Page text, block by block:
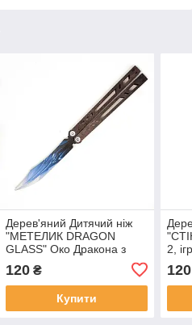
Дерев'яний Дитячий ніж
"МЕТЕЛИК DRAGON
GLASS" Око Дракона з
STANDOFF 2, іграшкова
зброя
120₴
Купити
2,
120